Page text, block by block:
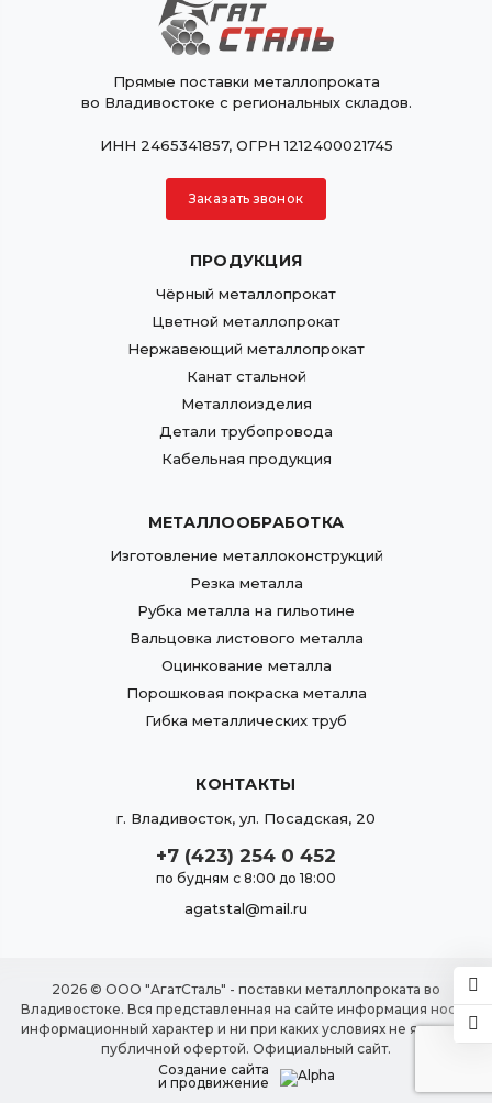
Прямые поставки металлопроката
во Владивостоке с региональных складов.
ИНН 2465341857, ОГРН 1212400021745
Заказать звонок
ПРОДУКЦИЯ
Чёрный металлопрокат
Цветной металлопрокат
Нержавеющий металлопрокат
Канат стальной
Металлоизделия
Детали трубопровода
Кабельная продукция
МЕТАЛЛООБРАБОТКА
Изготовление металлоконструкций
Резка металла
Рубка металла на гильотине
Вальцовка листового металла
Оцинкование металла
Порошковая покраска металла
Гибка металлических труб
КОНТАКТЫ
г. Владивосток, ул. Посадская, 20
+7 (423) 254 0 452
по будням с 8:00 до 18:00
agatstal@mail.ru
2026 © ООО "АгатСталь" - поставки металлопроката во
Владивостоке. Вся представленная на сайте информация носит
информационный характер и ни при каких условиях не является
публичной офертой. Официальный сайт.
Создание сайта
и продвижение